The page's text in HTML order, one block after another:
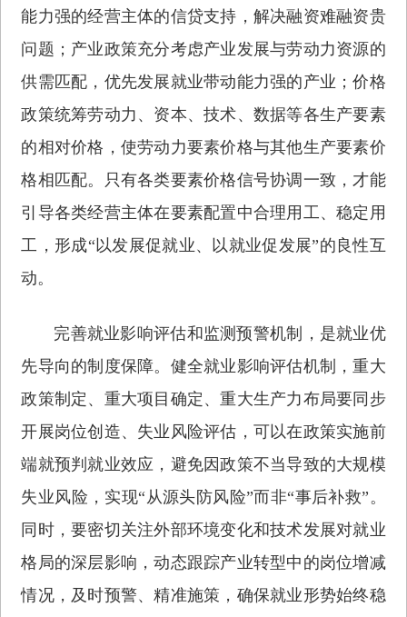
能力强的经营主体的信贷支持，解决融资难融资贵
问题；产业政策充分考虑产业发展与劳动力资源的
供需匹配，优先发展就业带动能力强的产业；价格
政策统筹劳动力、资本、技术、数据等各生产要素
的相对价格，使劳动力要素价格与其他生产要素价
格相匹配。只有各类要素价格信号协调一致，才能
引导各类经营主体在要素配置中合理用工、稳定用
工，形成“以发展促就业、以就业促发展”的良性互
动。
完善就业影响评估和监测预警机制，是就业优
先导向的制度保障。健全就业影响评估机制，重大
政策制定、重大项目确定、重大生产力布局要同步
开展岗位创造、失业风险评估，可以在政策实施前
端就预判就业效应，避免因政策不当导致的大规模
失业风险，实现“从源头防风险”而非“事后补救”。
同时，要密切关注外部环境变化和技术发展对就业
格局的深层影响，动态跟踪产业转型中的岗位增减
情况，及时预警、精准施策，确保就业形势始终稳